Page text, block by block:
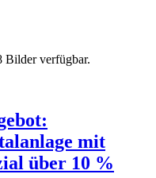
Bilder verfügbar.
mit
über 10 %